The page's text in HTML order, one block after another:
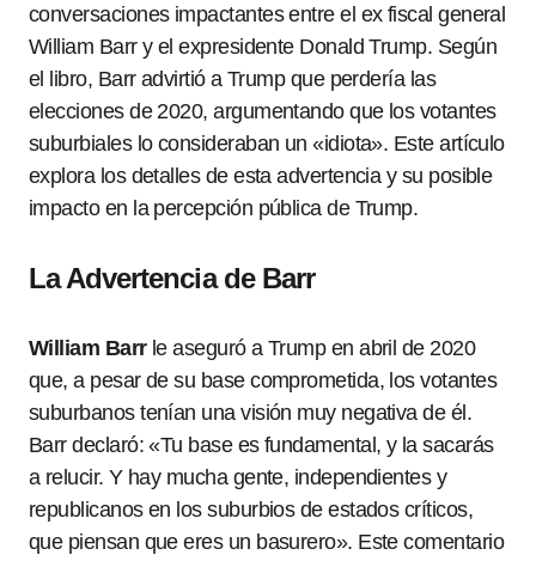
conversaciones impactantes entre el ex fiscal general
William Barr y el expresidente Donald Trump. Según
el libro, Barr advirtió a Trump que perdería las
elecciones de 2020, argumentando que los votantes
suburbiales lo consideraban un «idiota». Este artículo
explora los detalles de esta advertencia y su posible
impacto en la percepción pública de Trump.
La Advertencia de Barr
William Barrle aseguró a Trump en abril de 2020
que, a pesar de su base comprometida, los votantes
suburbanos tenían una visión muy negativa de él.
Barr declaró: «Tu base es fundamental, y la sacarás
a relucir. Y hay mucha gente, independientes y
republicanos en los suburbios de estados críticos,
que piensan que eres un basurero». Este comentario